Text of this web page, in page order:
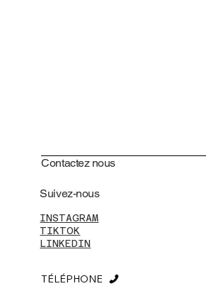
Contactez nous
INSTAGRAM
TIKTOK
LINKEDIN
Suivez-nous
TÉLÉPHONE